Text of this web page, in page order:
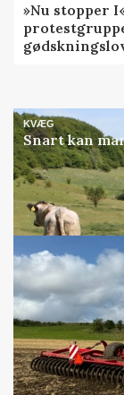
»Nu stopper
KVÆG
Snart kan